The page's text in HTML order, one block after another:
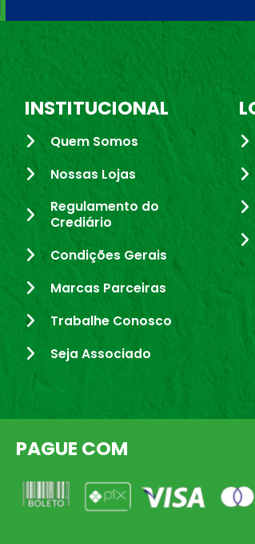
INSTITUCIONAL
Quem Somos
Nossas Lojas
Regulamento do
Crediário
Condições Gerais
Marcas Parceiras
Trabalhe Conosco
Seja Associado
PAGUE COM